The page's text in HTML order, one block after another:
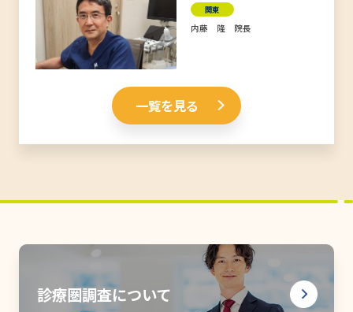
関東
内藤 隆 院長
一覧を見る
診療圏調査について